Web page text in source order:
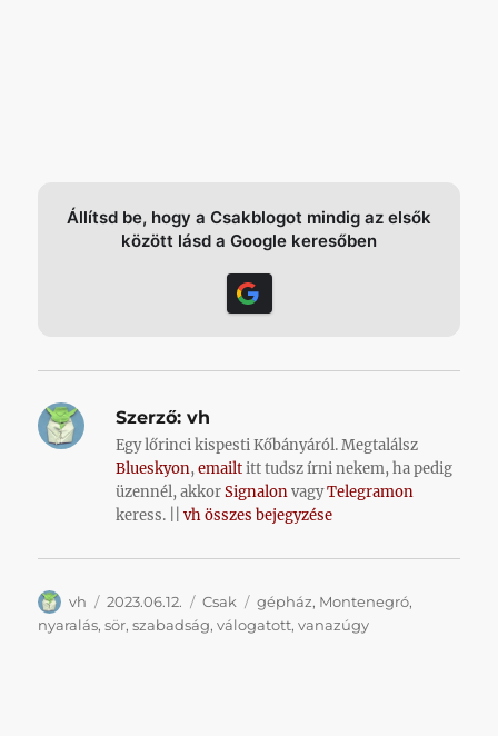
Állítsd be, hogy a Csakblogot mindig az elsők
között lásd a Google keresőben
Szerző: vh
Egy lőrinci kispesti Kőbányáról. Megtalálsz
Blueskyon,emailtitt tudsz írni nekem, ha pedig
üzennél, akkorSignalonvagyTelegramon
keress. ||vh összes bejegyzése
Szerző
vh Közzétéve
2023.06.12. Kategória
Csak Címke
gépház, Montenegró,
nyaralás,sör,szabadság,válogatott,vanazúgy